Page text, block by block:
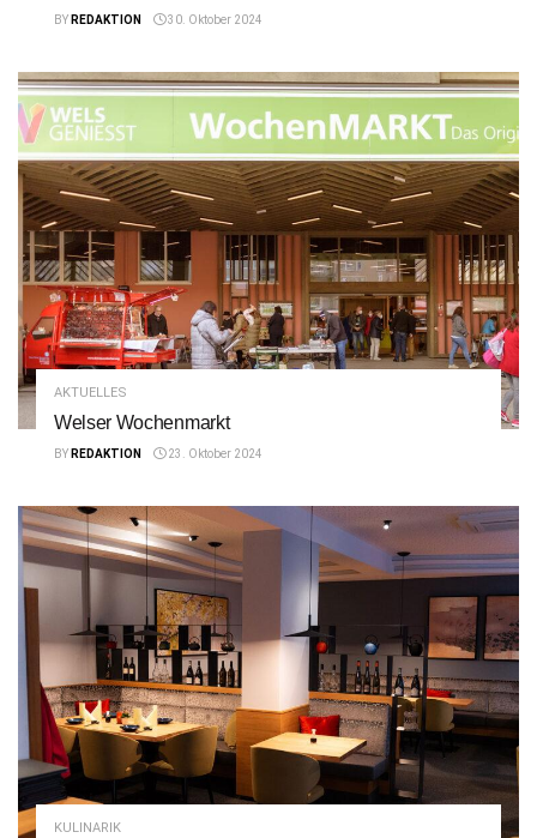
BY REDAKTION 30. Oktober 2024
AKTUELLES
Welser Wochenmarkt
BY REDAKTION 23. Oktober 2024
KULINARIK